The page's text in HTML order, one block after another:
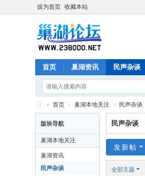
设为首页 收藏本站
首页 巢湖资讯 民声杂谈
巢
湖
论
» 首页 › 巢湖本地关注 › 民声杂谈
版块导航
巢湖本地关注
巢湖资讯
民声杂谈
民声杂谈
发新帖
全部主题